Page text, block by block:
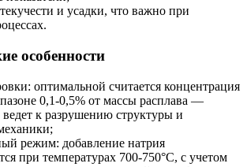
и усадки, что важно при
особенности
оптимальной считается концентрация
0,1-0,5% от массы расплава —
к разрушению структуры и
режим: добавление натрия
при температурах 700-750°C, с учетом